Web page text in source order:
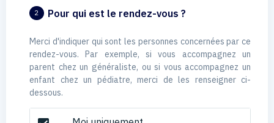
2 Pour qui est le rendez-vous ?
Merci d'indiquer qui sont les personnes concernées par ce
rendez-vous. Par exemple, si vous accompagnez un
parent chez un généraliste, ou si vous accompagnez un
enfant chez un pédiatre, merci de les renseigner ci-
dessous.